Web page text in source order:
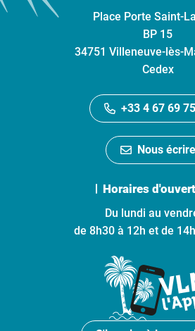
Place Porte Saint-
BP 15
34751 Villeneuve-lès-
Cedex
+33 4 67 69
Nous écrire
Horaires
Du lundi au
de 8h30 à 12h et de